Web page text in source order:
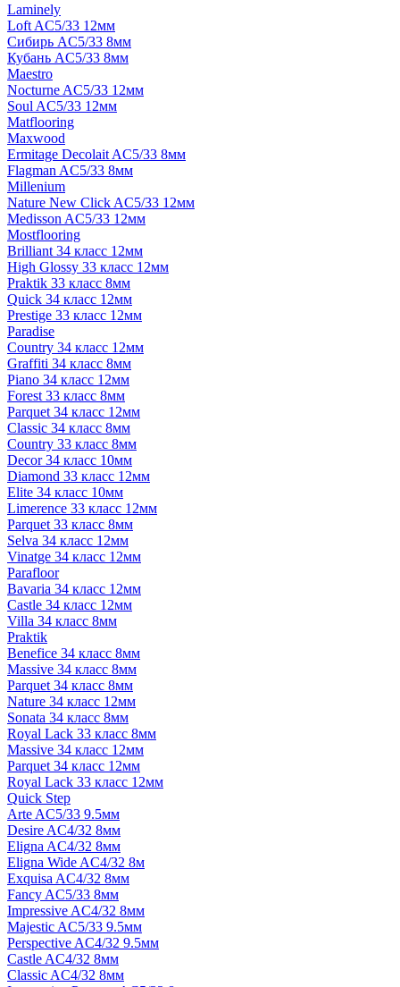
Laminely
Loft AC5/33 12мм
Сибирь AC5/33 8мм
Кубань AC5/33 8мм
Maestro
Nocturne AC5/33 12мм
Soul AC5/33 12мм
Matflooring
Maxwood
Ermitage Decolait AC5/33 8мм
Flagman AC5/33 8мм
Millenium
Nature New Click AC5/33 12мм
Medisson AC5/33 12мм
Mostflooring
Brilliant 34 класс 12мм
High Glossy 33 класс 12мм
Praktik 33 класс 8мм
Quick 34 класс 12мм
Prestige 33 класс 12мм
Paradise
Country 34 класс 12мм
Graffiti 34 класс 8мм
Piano 34 класс 12мм
Forest 33 класс 8мм
Parquet 34 класс 12мм
Classic 34 класс 8мм
Country 33 класс 8мм
Decor 34 класс 10мм
Diamond 33 класс 12мм
Elite 34 класс 10мм
Limerence 33 класс 12мм
Parquet 33 класс 8мм
Selva 34 класс 12мм
Vinatge 34 класс 12мм
Parafloor
Bavaria 34 класс 12мм
Castle 34 класс 12мм
Villa 34 класс 8мм
Praktik
Benefice 34 класс 8мм
Massive 34 класс 8мм
Parquet 34 класс 8мм
Nature 34 класс 12мм
Sonata 34 класс 8мм
Royal Lack 33 класс 8мм
Massive 34 класс 12мм
Parquet 34 класс 12мм
Royal Lack 33 класс 12мм
Quick Step
Arte AC5/33 9.5мм
Desire AC4/32 8мм
Eligna AC4/32 8мм
Eligna Wide AC4/32 8м
Exquisa AC4/32 8мм
Fancy AC5/33 8мм
Impressive AC4/32 8мм
Majestic AC5/33 9.5мм
Perspective AC4/32 9.5мм
Castle AC4/32 8мм
Classic AC4/32 8мм